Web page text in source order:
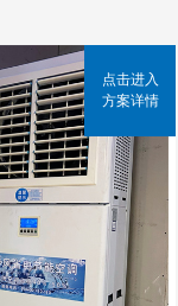
点击进入
方案详情